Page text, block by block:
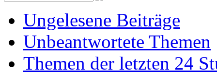
Ungelesene Beiträge
Unbeantwortete Themen
Themen der letzten 24